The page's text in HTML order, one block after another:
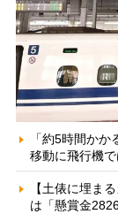
「約5時間か
移動に飛行機
【土俵に埋ま
は「懸賞金